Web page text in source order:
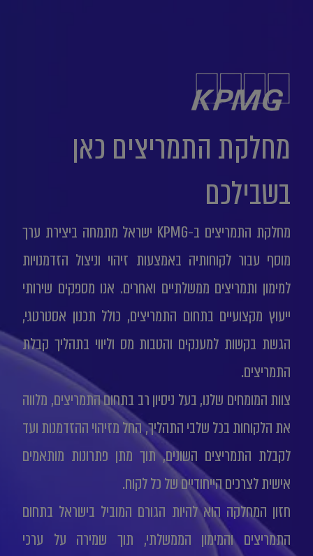
מחלקת התמריצים כאן
בשבילכם
מחלקת התמריצים ב-KPMG ישראל מתמחה ביצירת ערך
מוסף עבור לקוחותיה באמצעות זיהוי וניצול הזדמנויות
למימון ותמריצים ממשלתיים ואחרים. אנו מספקים שירותי
ייעוץ מקצועיים בתחום התמריצים, כולל תכנון אסטרטגי,
הגשת בקשות למענקים והטבות מס וליווי בתהליך קבלת
התמריצים.
צוות המומחים שלנו, בעל ניסיון רב בתחום התמריצים, מלווה
את הלקוחות בכל שלבי התהליך, החל מזיהוי ההזדמנות ועד
לקבלת התמריצים השונים, תוך מתן פתרונות מותאמים
אישית לצרכים הייחודיים של כל לקוח.
חזון המחלקה הוא להיות הגורם המוביל בישראל בתחום
התמריצים והמימון הממשלתי, תוך שמירה על ערכי